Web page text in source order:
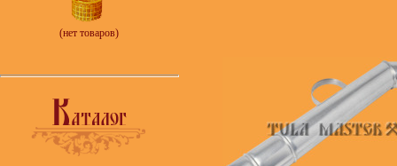
(нет товаров)